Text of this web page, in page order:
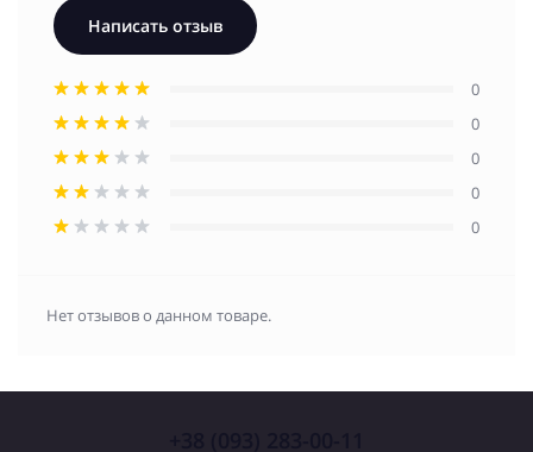
Написать отзыв
0
0
0
0
0
Нет отзывов о данном товаре.